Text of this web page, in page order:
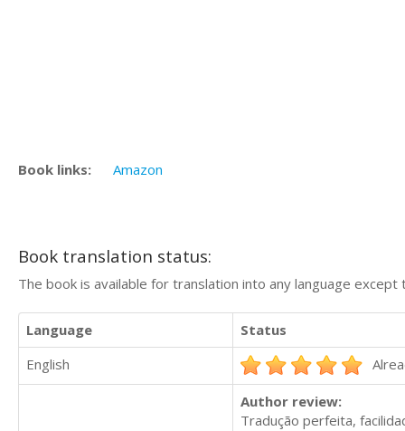
Book links: Amazon
Book translation status:
The book is available for translation into any language
Language
Status
English
Author review:
Tradução perfeita,